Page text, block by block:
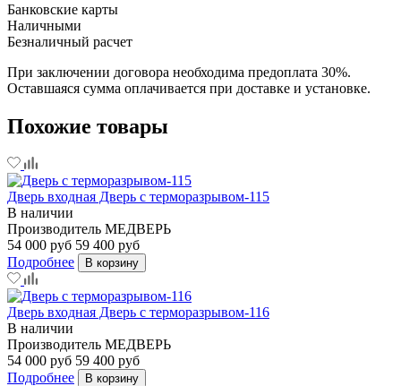
Банковские карты
Наличными
Безналичный расчет
При заключении договора необходима предоплата 30%.
Оставшаяся сумма оплачивается при доставке и установке.
Похожие товары
Дверь входная Дверь с терморазрывом-115
В наличии
Производитель МЕДВЕРЬ
54 000 руб 59 400 руб
Подробнее
В корзину
Дверь входная Дверь с терморазрывом-116
В наличии
Производитель МЕДВЕРЬ
54 000 руб 59 400 руб
Подробнее
В корзину